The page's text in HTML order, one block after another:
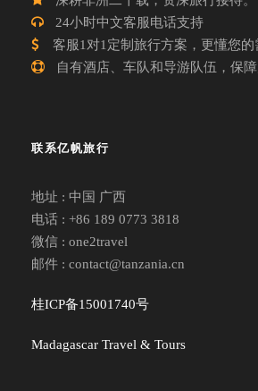
24小时中文客服电话支持
客服1对1定制旅行方案，更懂您的
自有酒店、车队和导游队伍，保
联系亿帆旅行
地址 : 中国 广西
电话 : +86 189 0773 3818
微信 : one2travel
邮件 : contact@tanzania.cn
桂ICP备15001740号
Madagascar Travel & Tours